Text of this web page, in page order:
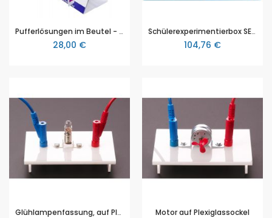
Pufferlösungen im Beutel - 20er Set pH 4/7
28,00 €
Schülerexperimentierbox SEB, Modul Chemie 2, Elektrochemie, NTL, Sek 1
104,76 €
Glühlampenfassung, auf Plexiglassockel montiert Motor auf Plexiglassockel